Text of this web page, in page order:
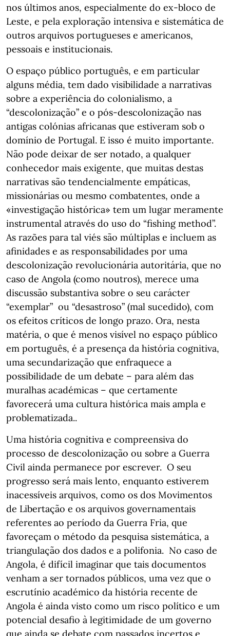
nos últimos anos, especialmente do ex-bloco de
Leste, e pela exploração intensiva e sistemática de
outros arquivos portugueses e americanos,
pessoais e institucionais.
O espaço público português, e em particular
alguns média, tem dado visibilidade a narrativas
sobre a experiência do colonialismo, a
“descolonização” e o pós-descolonização nas
antigas colónias africanas que estiveram sob o
domínio de Portugal. E isso é muito importante.
Não pode deixar de ser notado, a qualquer
conhecedor mais exigente, que muitas destas
narrativas são tendencialmente empáticas,
missionárias ou mesmo combatentes, onde a
«investigação histórica» tem um lugar meramente
instrumental através do uso do “fishing method”.
As razões para tal viés são múltiplas e incluem as
afinidades e as responsabilidades por uma
descolonização revolucionária autoritária, que no
caso de Angola (como noutros), merece uma
discussão substantiva sobre o seu carácter
“exemplar” ou “desastroso” (mal sucedido), com
os efeitos críticos de longo prazo. Ora, nesta
matéria, o que é menos visível no espaço público
em português, é a presença da história cognitiva,
uma secundarização que enfraquece a
possibilidade de um debate – para além das
muralhas académicas – que certamente
favorecerá uma cultura histórica mais ampla e
problematizada..
Uma história cognitiva e compreensiva do
processo de descolonização ou sobre a Guerra
Civil ainda permanece por escrever. O seu
progresso será mais lento, enquanto estiverem
inacessíveis arquivos, como os dos Movimentos
de Libertação e os arquivos governamentais
referentes ao período da Guerra Fria, que
favoreçam o método da pesquisa sistemática, a
triangulação dos dados e a polifonia. No caso de
Angola, é difícil imaginar que tais documentos
venham a ser tornados públicos, uma vez que o
escrutínio académico da história recente de
Angola é ainda visto como um risco político e um
potencial desafio à legitimidade de um governo